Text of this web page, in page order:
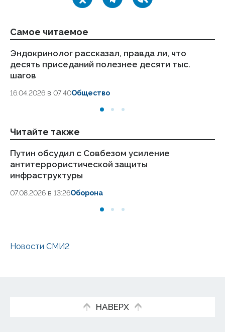
Самое читаемое
Эндокринолог рассказал, правда ли, что
десять приседаний полезнее десяти тыс.
шагов
16.04.2026 в 07:40Общество
Читайте также
Путин обсудил с Совбезом усиление
антитеррористической защиты
инфраструктуры
07.08.2026 в 13:26Оборона
Новости СМИ2
НАВЕРХ